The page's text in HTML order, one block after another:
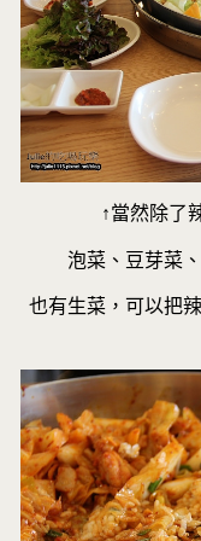
↑當然除了
泡菜、豆芽菜
也有生菜，可以把